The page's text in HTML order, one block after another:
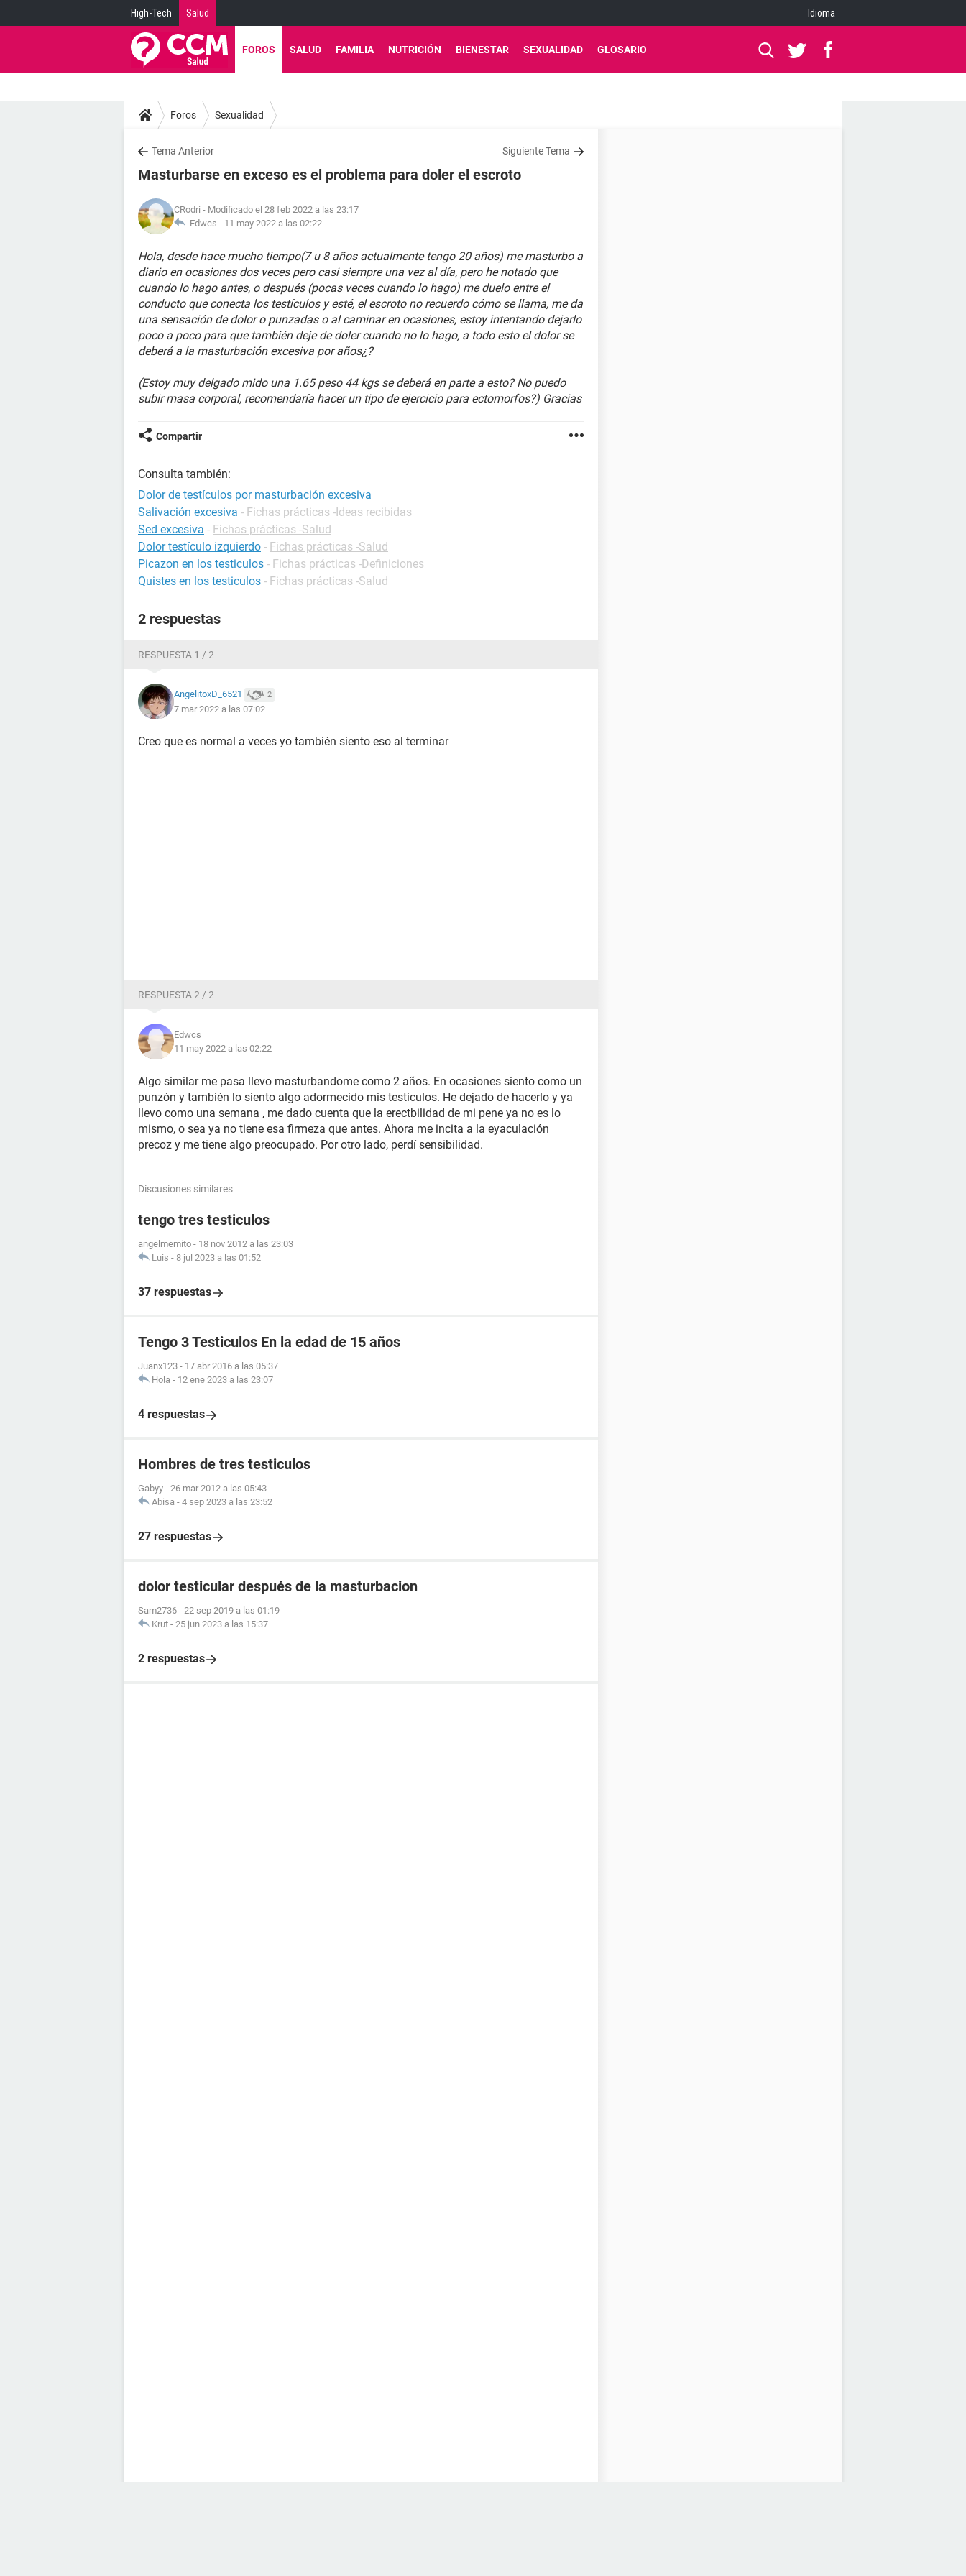
High-Tech Salud Idioma
FOROS SALUD FAMILIA NUTRICIÓN BIENESTAR SEXUALIDAD GLOSARIO
Foros Sexualidad
Tema Anterior Siguiente Tema
Masturbarse en exceso es el problema para doler el escroto
CRodri - Modificado el 28 feb 2022 a las 23:17
Edwcs - 11 may 2022 a las 02:22
Hola, desde hace mucho tiempo(7 u 8 años actualmente tengo 20 años) me masturbo a
diario en ocasiones dos veces pero casi siempre una vez al día, pero he notado que
cuando lo hago antes, o después (pocas veces cuando lo hago) me duelo entre el
conducto que conecta los testículos y esté, el escroto no recuerdo cómo se llama, me da
una sensación de dolor o punzadas o al caminar en ocasiones, estoy intentando dejarlo
poco a poco para que también deje de doler cuando no lo hago, a todo esto el dolor se
deberá a la masturbación excesiva por años¿?
(Estoy muy delgado mido una 1.65 peso 44 kgs se deberá en parte a esto? No puedo
subir masa corporal, recomendaría hacer un tipo de ejercicio para ectomorfos?) Gracias
Compartir
Consulta también:
Dolor de testículos por masturbación excesiva
Salivación excesiva - Fichas prácticas -Ideas recibidas
Sed excesiva - Fichas prácticas -Salud
Dolor testículo izquierdo - Fichas prácticas -Salud
Picazon en los testiculos - Fichas prácticas -Definiciones
Quistes en los testiculos - Fichas prácticas -Salud
2 respuestas
RESPUESTA 1 / 2
AngelitoxD_6521 2
7 mar 2022 a las 07:02
Creo que es normal a veces yo también siento eso al terminar
RESPUESTA 2 / 2
Edwcs
11 may 2022 a las 02:22
Algo similar me pasa llevo masturbandome como 2 años. En ocasiones siento como un
punzón y también lo siento algo adormecido mis testiculos. He dejado de hacerlo y ya
llevo como una semana , me dado cuenta que la erectbilidad de mi pene ya no es lo
mismo, o sea ya no tiene esa firmeza que antes. Ahora me incita a la eyaculación
precoz y me tiene algo preocupado. Por otro lado, perdí sensibilidad.
Discusiones similares
tengo tres testiculos
angelmemito - 18 nov 2012 a las 23:03
Luis - 8 jul 2023 a las 01:52
37 respuestas
Tengo 3 Testiculos En la edad de 15 años
Juanx123 - 17 abr 2016 a las 05:37
Hola - 12 ene 2023 a las 23:07
4 respuestas
Hombres de tres testiculos
Gabyy - 26 mar 2012 a las 05:43
Abisa - 4 sep 2023 a las 23:52
27 respuestas
dolor testicular después de la masturbacion
Sam2736 - 22 sep 2019 a las 01:19
Krut - 25 jun 2023 a las 15:37
2 respuestas